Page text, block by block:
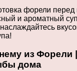
форели
и ароматный
из Форели
дома